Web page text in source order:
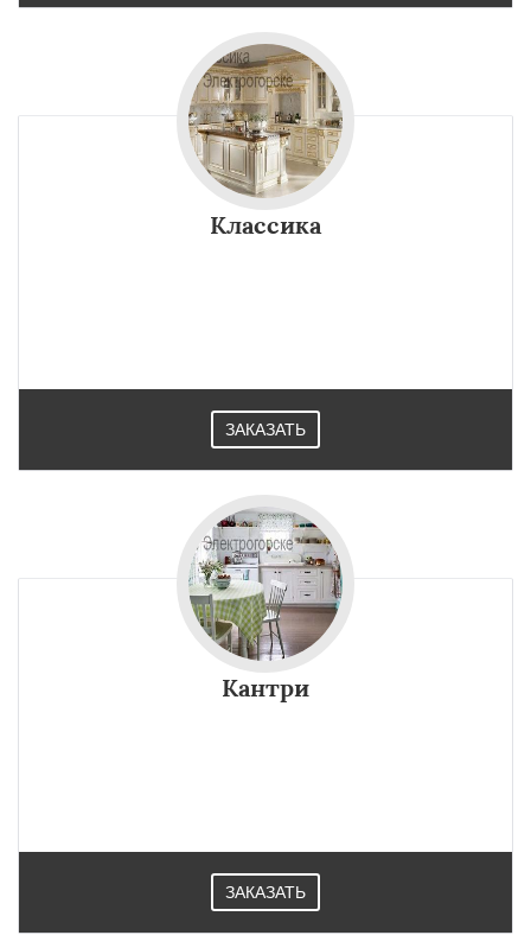
Классика
ЗАКАЗАТЬ
Кантри
ЗАКАЗАТЬ